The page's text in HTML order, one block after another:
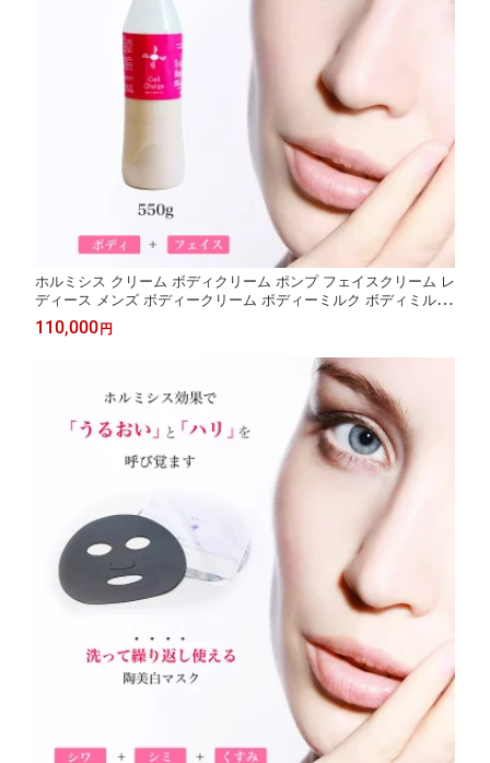
ホルミシス クリーム ボディクリーム ポンプ フェイスクリーム レ
ディース メンズ ボディークリーム ボディーミルク ボディミルク
全部 スキンクリーム スキンミルク 玉川温泉 三朝温泉 ラドン温泉
鉱石 温活グッズ バドガシュタイン鉱石
110,000円